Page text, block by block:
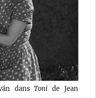
dansToni de Jean